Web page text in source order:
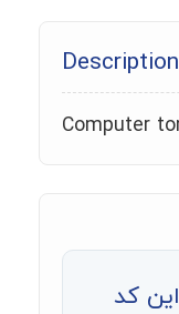
Computer
کد